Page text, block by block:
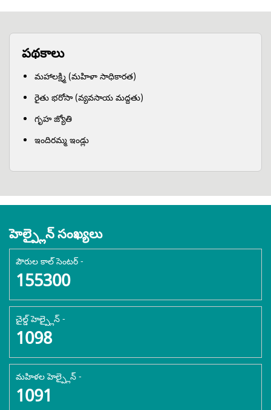
పథకాలు
మహాలక్ష్మి (మహిళా సాధికారత)
రైతు భరోసా (వ్యవసాయ మద్దతు)
గృహ జ్యోతి
ఇందిరమ్మ ఇండ్లు
హెల్ప్లైన్ సంఖ్యలు
పౌరుల కాల్ సెంటర్ -
155300
చైల్డ్ హెల్ప్లైన్ -
1098
మహిళల హెల్ప్లైన్ -
1091